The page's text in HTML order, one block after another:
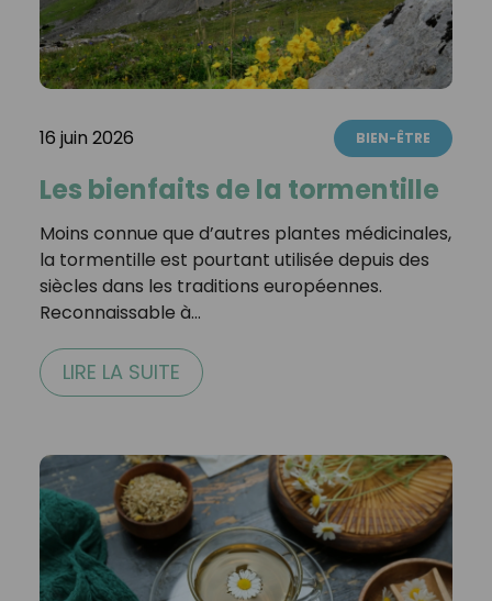
16 juin 2026 BIEN-ÊTRE
Les bienfaits de la tormentille
Moins connue que d’autres plantes médicinales,
la tormentille est pourtant utilisée depuis des
siècles dans les traditions européennes.
Reconnaissable à…
LIRE LA SUITE